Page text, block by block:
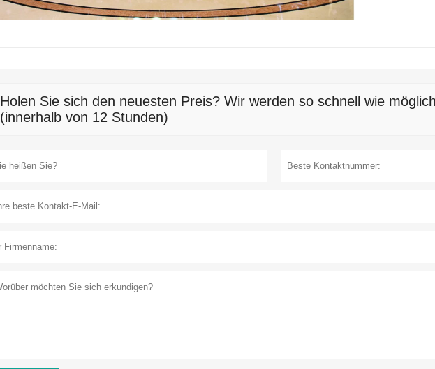
Holen Sie sich den neuesten Preis? Wir werden so schnell wie
(innerhalb von 12 Stunden)